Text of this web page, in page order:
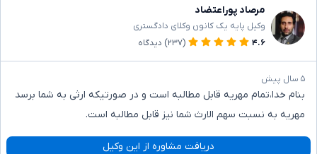
مرصاد پوراعتضاد
وکیل پایه یک کانون وکلای دادگستری
۴.۶
(۲۳۷) دیدگاه
۵ سال پیش
بنام خدا،تمام مهریه قابل مطالبه است و در صورتیکه ارثی به شما برسد
مهریه به نسبت سهم الارث شما نیز قابل مطالبه است.
دریافت مشاوره از این وکیل